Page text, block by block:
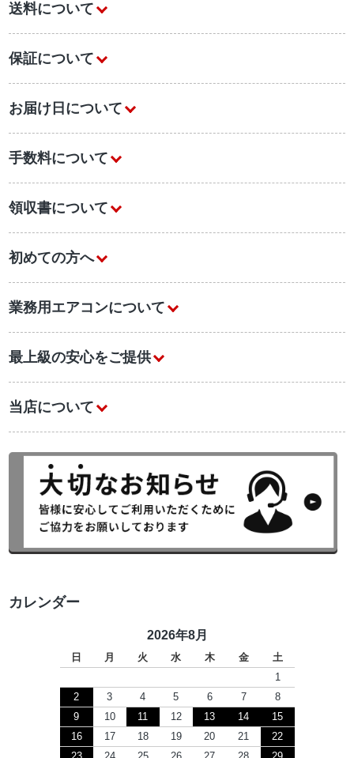
送料について
保証について
お届け日について
手数料について
領収書について
初めての方へ
業務用エアコンについて
最上級の安心をご提供
当店について
カレンダー
2026年8月
日 月 火 水 木 金
土
1
2
3 4 5 6 7
8
9
10 11 12 13 14
15
16
17 18 19 20 21
22